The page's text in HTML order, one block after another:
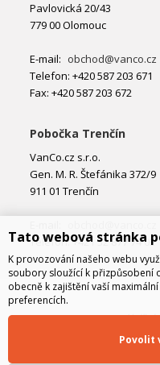
Pavlovická 20/43
779 00 Olomouc
E-mail: obchod@vanco.cz
Telefon: +420 587 203 671
Fax: +420 587 203 672
Pobočka Trenčín
VanCo.cz s.r.o.
Gen. M. R. Štefánika 372/9
911 01 Trenčín
Telefon: +421 32 877 74 02
Tato webová stránka
K provozování našeho webu
soubory sloužící k přizpůsobení
obecně k zajištění vaší
preferencích.